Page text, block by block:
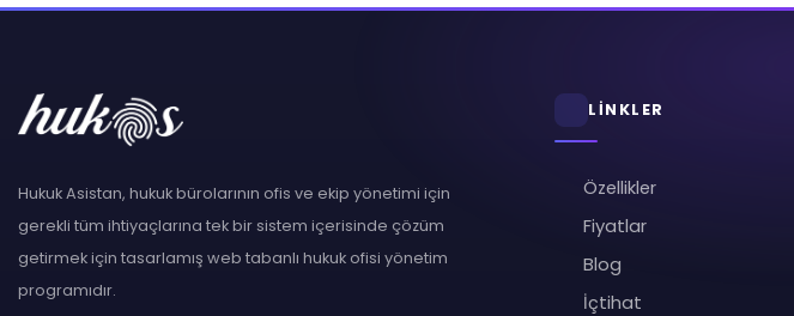
Hukuk Asistan, hukuk bürolarının ofis ve ekip yönetimi için
gerekli tüm ihtiyaçlarına tek bir sistem içerisinde çözüm
getirmek için tasarlamış web tabanlı hukuk ofisi yönetim
programıdır.
LİNKLER
Özellikler
Fiyatlar
Blog
İçtihat